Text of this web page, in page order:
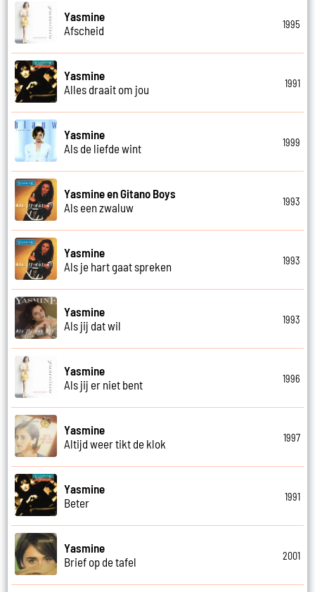
Yasmine
Afscheid
1995
Yasmine
Alles draait om jou
1991
Yasmine
Als de liefde wint
1999
Yasmine en Gitano Boys
Als een zwaluw
1993
Yasmine
Als je hart gaat spreken
1993
Yasmine
Als jij dat wil
1993
Yasmine
Als jij er niet bent
1996
Yasmine
Altijd weer tikt de klok
1997
Yasmine
Beter
1991
Yasmine
Brief op de tafel
2001